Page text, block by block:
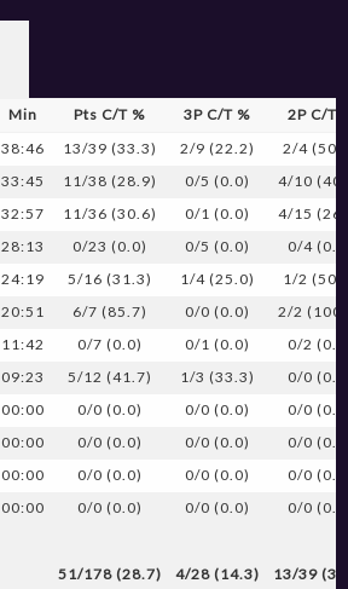
Min Pts C/T % 3P C/T %
2P C/T
38:46 13/39 (33.3) 2/9 (22.2)
2/4
33:45 11/38 (28.9) 0/5 (0.0)
4/10
32:57 11/36 (30.6) 0/1 (0.0)
4/15
28:13 0/23 (0.0) 0/5 (0.0)
0/4
24:19 5/16 (31.3) 1/4 (25.0)
1/2
20:51 6/7 (85.7) 0/0 (0.0)
2/2
11:42 0/7 (0.0) 0/1 (0.0)
0/2
09:23 5/12 (41.7) 1/3 (33.3)
0/0
00:00 0/0 (0.0) 0/0 (0.0)
0/0
00:00 0/0 (0.0) 0/0 (0.0)
0/0
00:00 0/0 (0.0) 0/0 (0.0)
0/0
00:00 0/0 (0.0) 0/0 (0.0)
0/0
51/178 (28.7) 4/28 (14.3) 13/39